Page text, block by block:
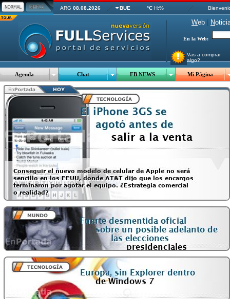
ARG 08.08.2026 BUE ºC H:%
Web N
En la Web:
Vas a comprar
algo?
Agenda Chat FB NEWS Mi Página